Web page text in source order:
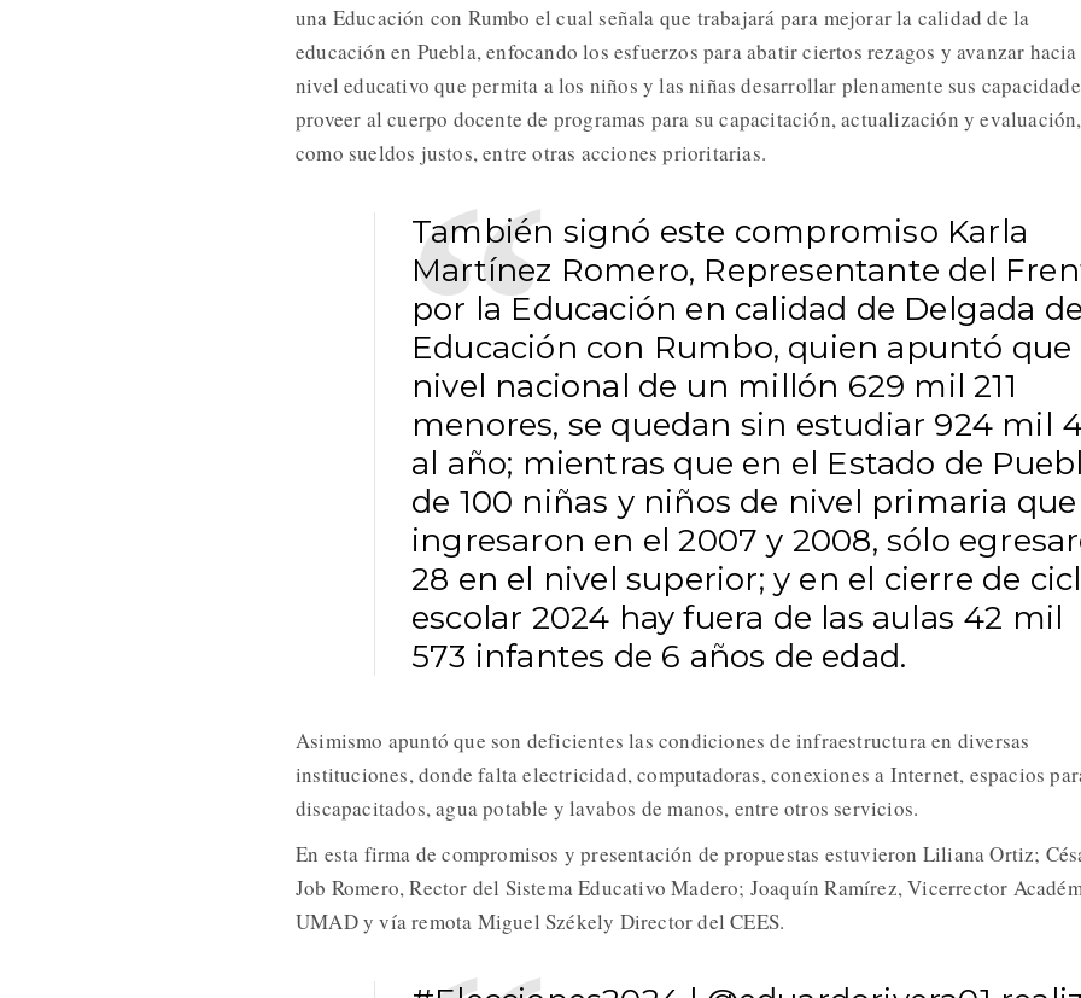
una Educación con Rumbo el cual señala que trabajará para mejorar la calidad de la
educación en Puebla, enfocando los esfuerzos para abatir ciertos rezagos y avanzar hacia
nivel educativo que permita a los niños y las niñas desarrollar plenamente sus
proveer al cuerpo docente de programas para su capacitación, actualización y
como sueldos justos, entre otras acciones prioritarias.
También signó este compromiso Karla
Martínez Romero, Representante del
por la Educación en calidad de Delgada de
Educación con Rumbo, quien apuntó que
nivel nacional de un millón 629 mil 211
menores, se quedan sin estudiar 924 mil
al año; mientras que en el Estado de
de 100 niñas y niños de nivel primaria que
ingresaron en el 2007 y 2008, sólo
28 en el nivel superior; y en el cierre de
escolar 2024 hay fuera de las aulas 42 mil
573 infantes de 6 años de edad.
Asimismo apuntó que son deficientes las condiciones de infraestructura en diversas
instituciones, donde falta electricidad, computadoras, conexiones a Internet, espacios
discapacitados, agua potable y lavabos de manos, entre otros servicios.
En esta firma de compromisos y presentación de propuestas estuvieron Liliana Ortiz;
Job Romero, Rector del Sistema Educativo Madero; Joaquín Ramírez, Vicerrector
UMAD y vía remota Miguel Székely Director del CEES.